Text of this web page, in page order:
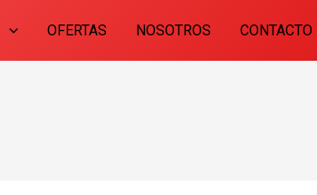
OFERTAS NOSOTROS CONTACTO